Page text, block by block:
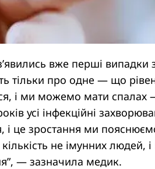
вже перші
тільки про одне — що
і ми можемо мати
усі інфекційні
і це зростання ми
не імунних людей,
— зазначила медик.